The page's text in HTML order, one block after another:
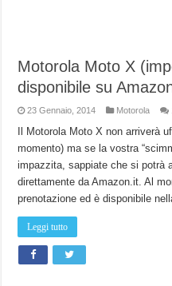
Motorola Moto X
disponibile su
23 Gennaio, 2014 Motorola
Il Motorola Moto X non arriverà
momento) ma se la vostra
impazzita, sappiate che si potrà
direttamente da Amazon.it. Al
prenotazione ed è disponibile
Leggi tutto